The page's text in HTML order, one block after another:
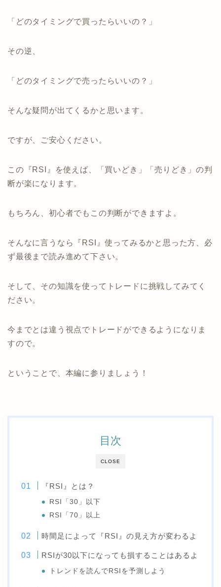
「どのタイミングで買ったらいいの？」
その逆、
「どのタイミングで売ったらいいの？」
そんな疑問が出てくるかと思います。
ですが、ご安心ください。
この『RSI』を使えば、「買いどき」「売りどき」の判
断が楽になります。
もちろん、初心者でもこの判断ができますよ。
そんなに言うなら『RSI』使ってみるかと思った方、必
ず最後まで読み進めて下さい。
そして、その知識を使ってトレードに挑戦してみてく
ださい。
今までとは違う視点でトレードができるようになりま
すので。
ということで、本編に参りましょう！
CLOSE
目次
『RSI』とは？
RSI「30」以下
RSI「70」以上
時間足によって『RSI』の見え方が変わるよ
RSIが30以下になっても損することはあるよ
トレンドを読んでRSIを予測しよう